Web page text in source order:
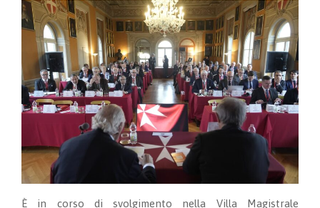
È in corso di svolgimento nella Villa Magistrale